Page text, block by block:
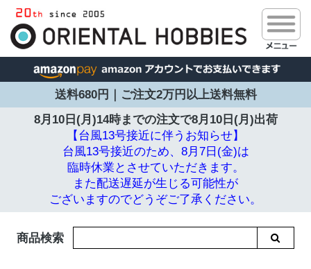
送料680円｜ご注文2万円以上送料無料
8月10日(月)14時までの注文で8月10日(月)出荷
【台風13号接近に伴うお知らせ】
台風13号接近のため、8月7日(金)は
臨時休業とさせていただきます。
また配送遅延が生じる可能性が
ございますのでどうぞご了承ください。
商品検索